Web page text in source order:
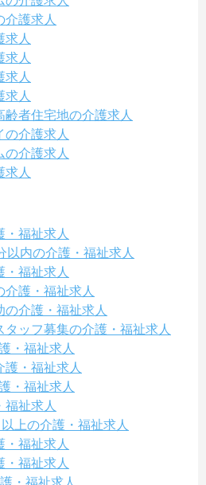
介護求人
求人
求人
求人
求人
者住宅地の介護求人
介護求人
介護求人
求人
福祉求人
以内の介護・福祉求人
福祉求人
護・福祉求人
介護・福祉求人
ッフ募集の介護・福祉求人
・福祉求人
・福祉求人
・福祉求人
福祉求人
上の介護・福祉求人
福祉求人
福祉求人
・福祉求人